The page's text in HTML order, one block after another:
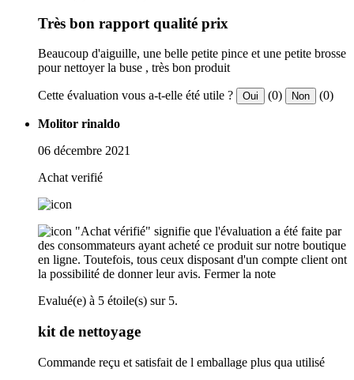
Très bon rapport qualité prix
Beaucoup d'aiguille, une belle petite pince et une petite brosse
pour nettoyer la buse , très bon produit
Cette évaluation vous a-t-elle été utile ? Oui (0) Non (0)
Molitor rinaldo
06 décembre 2021
Achat verifié
"Achat vérifié" signifie que l'évaluation a été faite par
des consommateurs ayant acheté ce produit sur notre boutique
en ligne. Toutefois, tous ceux disposant d'un compte client ont
la possibilité de donner leur avis. Fermer la note
Evalué(e) à 5 étoile(s) sur 5.
kit de nettoyage
Commande reçu et satisfait de l emballage plus qua utilisé